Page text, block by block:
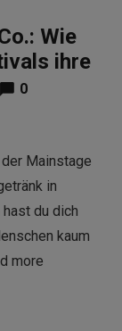
Wie
ihre
0
Mainstage
in
du dich
kaum
more